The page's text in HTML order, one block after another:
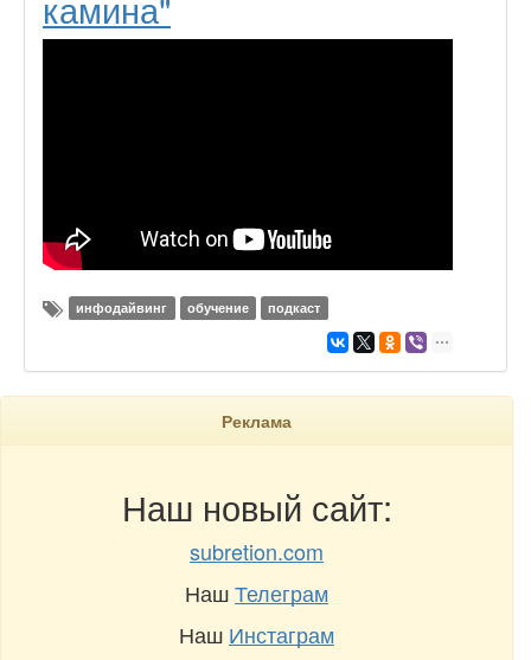
инфодайвинг обучение подкаст
Реклама
Наш новый сайт:
subretion.com
НашТелеграм
Наш Инстаграм